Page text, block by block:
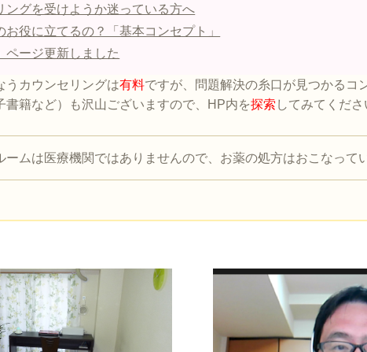
ングを受けようか迷っている方へ
お役に立てるの？「基本コンセプト」
ページ更新しました
うカウンセリングは有料ですが、問題解決の糸口が見つかるコ
書籍など）も沢山ございますので、HP内を探索 してみてくださ
ームは医療機関ではありませんので、お薬の処方はおこなって